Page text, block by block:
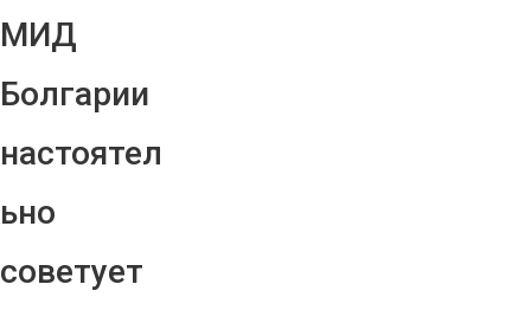
МИД
Болгарии
настоятел
ьно
советует